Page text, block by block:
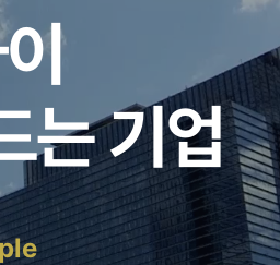
는 기업